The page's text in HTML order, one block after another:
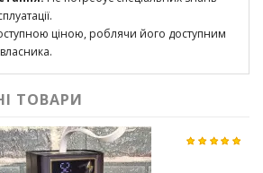
ціною, роблячи його доступним
ТОВАРИ